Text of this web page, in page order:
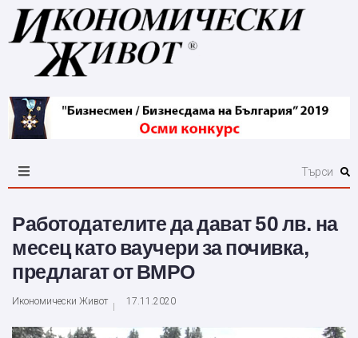
Работодателите да дават 50 лв. на
месец като ваучери за почивка,
предлагат от ВМРО
Икономически Живот 17.11.2020